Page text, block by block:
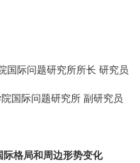
国际问题研究所所长 研究员
国际问题研究所 副研究员
格局和周边形势变化